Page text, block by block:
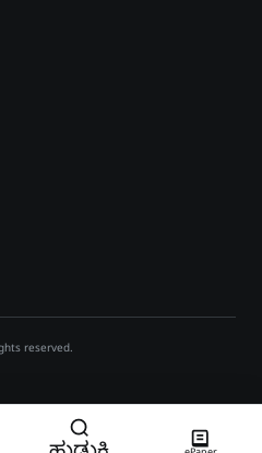
reserved.